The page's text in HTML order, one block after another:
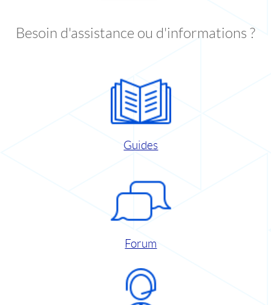
Besoin d'assistance ou d'informations ?
Guides
Forum